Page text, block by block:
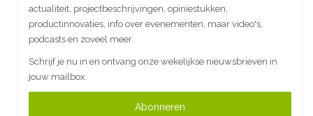
actualiteit, projectbeschrijvingen, opiniestukken,
productinnovaties, info over evenementen, maar video's,
podcasts en zoveel meer.
Schrijf je nu in en ontvang onze wekelijkse nieuwsbrieven in
jouw mailbox.
Abonneren